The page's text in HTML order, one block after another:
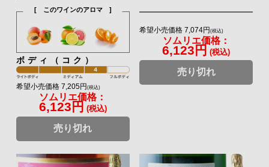
[ このワインのアロマ ]
ボディ（コク）
希望小売価格 7,205円 (税込)
ソムリエ価格：
6,123円 (税込)
売り切れ
希望小売価格 7,074円(税込)
ソムリエ価格：
6,123円 (税込)
売り切れ